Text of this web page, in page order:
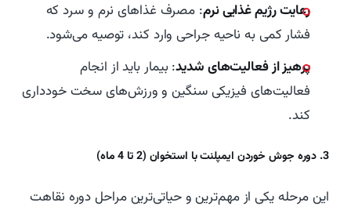
رعایت رژیم غذایی نرم: مصرف غذاهای نرم و سرد که
فشار کمی به ناحیه جراحی وارد کند، توصیه می‌شود.
پرهیز از فعالیت‌های شدید: بیمار باید از انجام
فعالیت‌های فیزیکی سنگین و ورزش‌های سخت خودداری
کند.
3. دوره جوش خوردن ایمپلنت با استخوان (2 تا 4 ماه)
این مرحله یکی از مهم‌ترین و حیاتی‌ترین مراحل دوره نقاهت